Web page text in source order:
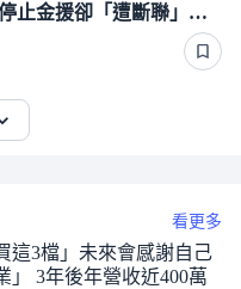
為愛孫咬牙掏60萬養老積蓄 阿嬤停止金援卻「遭斷聯」下場好心酸
看更多
這3檔」未來會感謝自己
」 3年後年營收近400萬